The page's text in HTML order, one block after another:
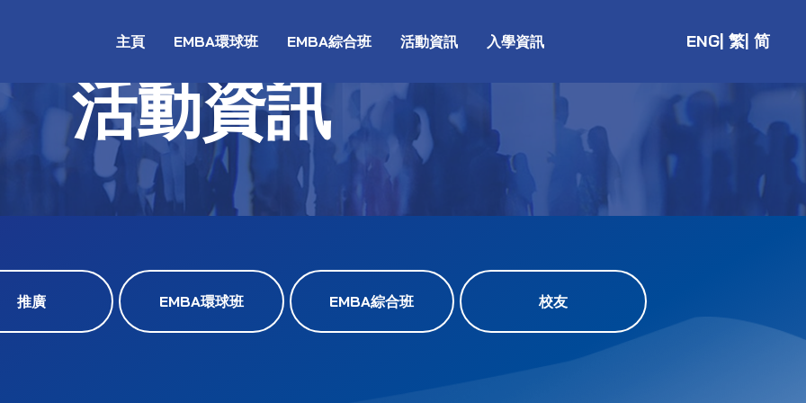
主頁 EMBA環球班 EMBA綜合班 活動資訊 入學資訊 ENG | 繁 | 简
活動資訊
推廣 EMBA環球班 EMBA綜合班 校友